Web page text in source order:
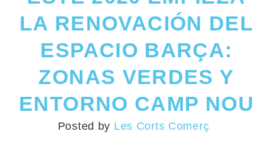
LA RENOVACIÓN DEL
ESPACIO BARÇA:
ZONAS VERDES Y
ENTORNO CAMP NOU
Posted by Les Corts Comerç